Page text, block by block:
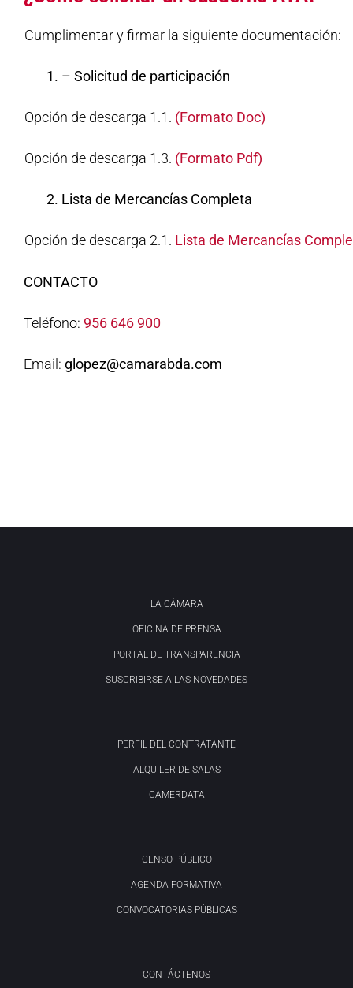
Cumplimentar y firmar la siguiente documentación:
1. – Solicitud de participación
Opción de descarga 1.1. (Formato Doc)
Opción de descarga 1.3. (Formato Pdf)
2. Lista de Mercancías Completa
Opción de descarga 2.1. Lista de Mercancías
CONTACTO
Teléfono: 956 646 900
Email: glopez@camarabda.com
LA CÁMARA
OFICINA DE PRENSA
PORTAL DE TRANSPARENCIA
SUSCRIBIRSE A LAS NOVEDADES
PERFIL DEL CONTRATANTE
ALQUILER DE SALAS
CAMERDATA
CENSO PÚBLICO
AGENDA FORMATIVA
CONVOCATORIAS PÚBLICAS
CONTÁCTENOS